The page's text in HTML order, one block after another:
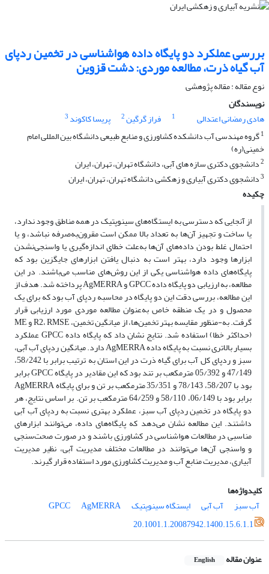
بررسی عملکرد دو پایگاه داده هواشناسی در تخمین ردپای
آب گیاه ذرت، مطالعه موردی: دشت قزوین
نوع مقاله : مقاله پژوهشی
نویسندگان
هادی رمضانی اعتدالی
1 فراز گرگین2 پریسا کاکوند 3
1گروه مهندسی آب دانشکده کشاورزی و منابع طبیعی دانشگاه بین المللی امام
خمینی(ره)
2دانشجوی دکتری سازه های آبی، دانشگاه تهران، تهران، ایران
3دانشجوی دکتری آبیاری و زهکشی دانشگاه تهران، تهران، ایران
چکیده
از آنجایی که دسترسی به ایستگاه‌های سینوپتیک در همه مناطق وجود ندارد،
یا ساخت و تجهیز آن‌ها به تعداد بالا ممکن است مقرون‌به‌صرفه نباشد، و یا
احتمال غلط بودن داده‌های آن‌ها به‌علت خطای اندازه‌گیری یا واسنجی‌نشدن
ابزارها وجود دارد، بهتر است به دنبال یافتن ابزارهای جایگزین بود که
پایگاه‌های داده هواشناسی یکی از این روش‌های مناسب می‌باشند. در این
مطالعه، به ارزیابی دو پایگاه داده GPCC و AgMERRA پرداخته شد. هدف از
این مطالعه، بررسی دقت این دو پایگاه در محاسبه ردپای آب بود که برای یک
محصول و در یک منطقه خاص به‌عنوان مطالعه موردی مورد ارزیابی قرار
گرفت. به-منظور مقایسه بهتر تخمین‌ها، از میانگین تخمین، R2، RMSE و ME
(حداکثر خطا) استفاده شد. نتایج نشان داد که پایگاه داده GPCC عملکرد
بسیار بالاتری نسبت به پایگاه داده AgMERRA دارد. میانگین ردپای آب آبی،
سبز و ردپای کل آب برای گیاه ذرت در این استان به ترتیب برابر با 58/242،
47/149 و 05/392 مترمکعب بر تند بود که این مقادیر در پایگاه GPCC برابر
بود با 58/207، 78/143 و 35/351 مترمکعب بر تن و برای پایگاه AgMERRA
برابر بود با 06/149، 58/110 و 64/259 مترمکعب بر تن. بر اساس نتایج، هر
دو پایگاه در تخمین ردپای آب سبز، عملکرد بهتری نسبت به ردپای آب آبی
داشتند. این مطالعه نشان می‌دهد که پایگاه‌های داده، می‌توانند ابزارهای
مناسبی در مطالعات هواشناسی در کشاورزی باشند و در صورت صحت‌سنجی
و واسنجی آن‌ها می‌توانند در مطالعات مختلف مدیریت آبی، نظیر مدیریت
آبیاری، مدیریت منابع آب و مدیریت کشاورزی مورد استفاده قرار گیرند.
کلیدواژه‌ها
آب سبز
آب آبی ایستگاه سینوپتیک GPCC
AgMERRA
20.1001.1.20087942.1400.15.6.1.1
عنوان مقاله English